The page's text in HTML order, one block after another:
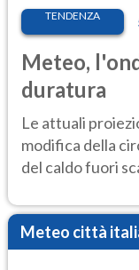
TENDENZA
Meteo,
duratura
Le attuali
modifica della
del caldo fuori
Meteo città